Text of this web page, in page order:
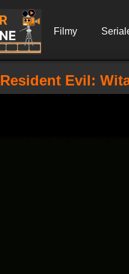
Filmy
Resident Evil: